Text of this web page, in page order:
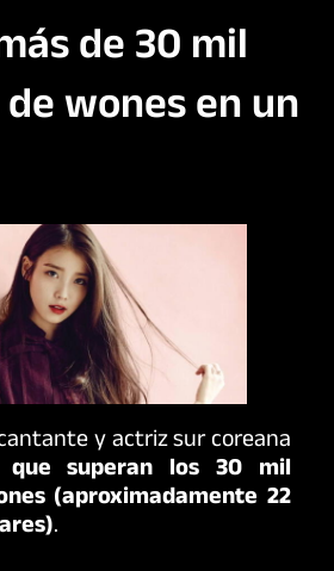
de 30 mil
wones en un
y actriz sur coreana
que superan los 30 mil
(aproximadamente 22
.